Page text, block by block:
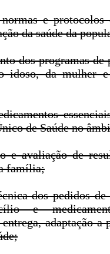
e protocolos
da saúde da
dos programas de
idoso, da mulher
de Saúde no
e avaliação de
família;
dos pedidos de
e
adaptação a